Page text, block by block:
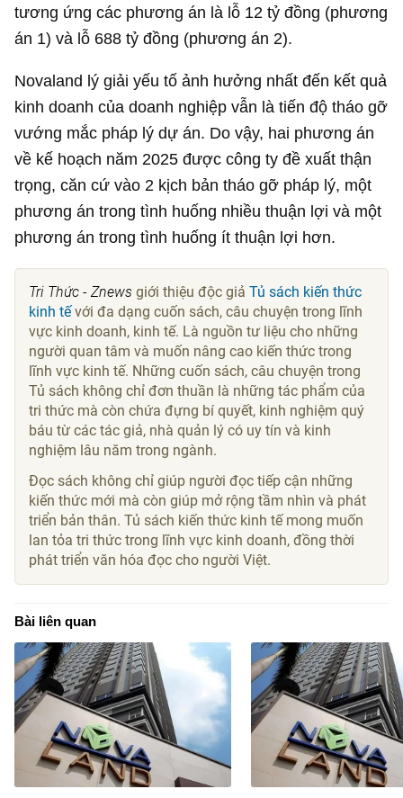
tương ứng các phương án là lỗ 12 tỷ đồng (phương
án 1) và lỗ 688 tỷ đồng (phương án 2).
Novaland lý giải yếu tố ảnh hưởng nhất đến kết quả
kinh doanh của doanh nghiệp vẫn là tiến độ tháo gỡ
vướng mắc pháp lý dự án. Do vậy, hai phương án
về kế hoạch năm 2025 được công ty đề xuất thận
trọng, căn cứ vào 2 kịch bản tháo gỡ pháp lý, một
phương án trong tình huống nhiều thuận lợi và một
phương án trong tình huống ít thuận lợi hơn.
Tri Thức - Znews giới thiệu độc giảTủ sách kiến thức
kinh tếvới đa dạng cuốn sách, câu chuyện trong lĩnh
vực kinh doanh, kinh tế. Là nguồn tư liệu cho những
người quan tâm và muốn nâng cao kiến thức trong
lĩnh vực kinh tế. Những cuốn sách, câu chuyện trong
Tủ sách không chỉ đơn thuần là những tác phẩm của
tri thức mà còn chứa đựng bí quyết, kinh nghiệm quý
báu từ các tác giả, nhà quản lý có uy tín và kinh
nghiệm lâu năm trong ngành.
Đọc sách không chỉ giúp người đọc tiếp cận những
kiến thức mới mà còn giúp mở rộng tầm nhìn và phát
triển bản thân. Tủ sách kiến thức kinh tế mong muốn
lan tỏa tri thức trong lĩnh vực kinh doanh, đồng thời
phát triển văn hóa đọc cho người Việt.
Bài liên quan